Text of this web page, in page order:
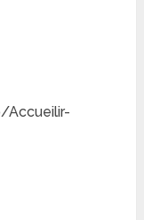
Accueilir-